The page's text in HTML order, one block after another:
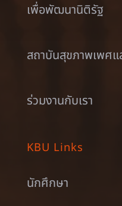
เพื่อพัฒนานิติรัฐ
สถาบันสุขภาพเพศแ
ร่วมงานกับเรา
KBU Links
นักศึกษา